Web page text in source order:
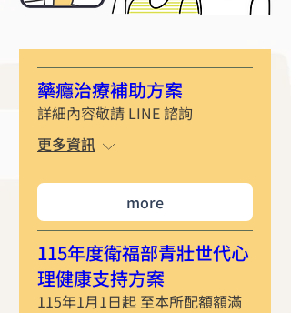
藥癮治療補助方案
詳細內容敬請 LINE 諮詢
更多資訊
more
115年度衛福部青壯世代心
理健康支持方案
115年1月1日起 至本所配額額滿